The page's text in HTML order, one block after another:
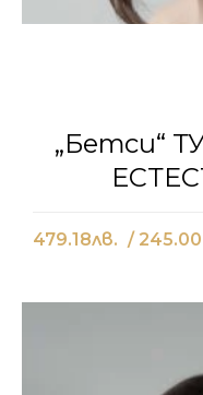
„Бетси“
479.18лв. /